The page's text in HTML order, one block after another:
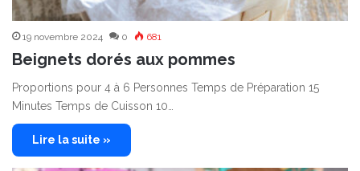
19 novembre 2024 0 681
Beignets dorés aux pommes
Proportions pour 4 à 6 Personnes Temps de Préparation 15
Minutes Temps de Cuisson 10…
Lire la suite »